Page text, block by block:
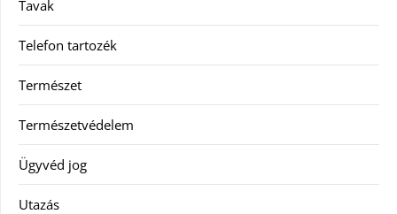
Tavak
Telefon tartozék
Természet
Természetvédelem
Ügyvéd jog
Utazás